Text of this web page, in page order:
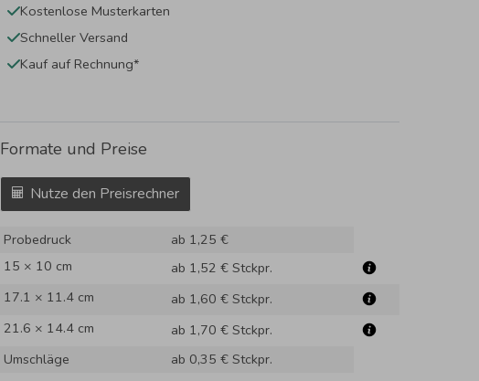
Kostenlose Musterkarten
Schneller Versand
Kauf auf Rechnung*
Formate und Preise
Nutze den Preisrechner
Probedruck
ab 1,25 €
15 × 10 cm
ab 1,52 € Stckpr.
17.1 × 11.4 cm
ab 1,60 € Stckpr.
21.6 × 14.4 cm
ab 1,70 € Stckpr.
Umschläge
ab 0,35 € Stckpr.